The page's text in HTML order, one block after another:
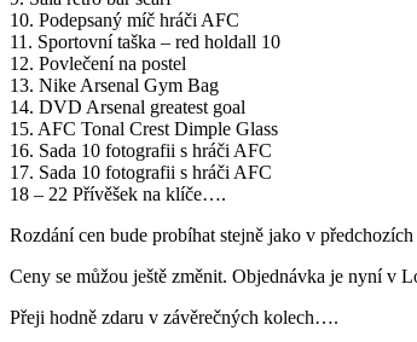
10. Podepsaný míč hráči AFC
11. Sportovní taška – red holdall 10
12. Povlečení na postel
13. Nike Arsenal Gym Bag
14. DVD Arsenal greatest goal
15. AFC Tonal Crest Dimple Glass
16. Sada 10 fotografii s hráči AFC
17. Sada 10 fotografii s hráči AFC
18 – 22 Přívěšek na klíče….
Rozdání cen bude probíhat stejně jako v
Ceny se můžou ještě změnit. Objednávka je nyní v
Přeji hodně zdaru v závěrečných kolech….